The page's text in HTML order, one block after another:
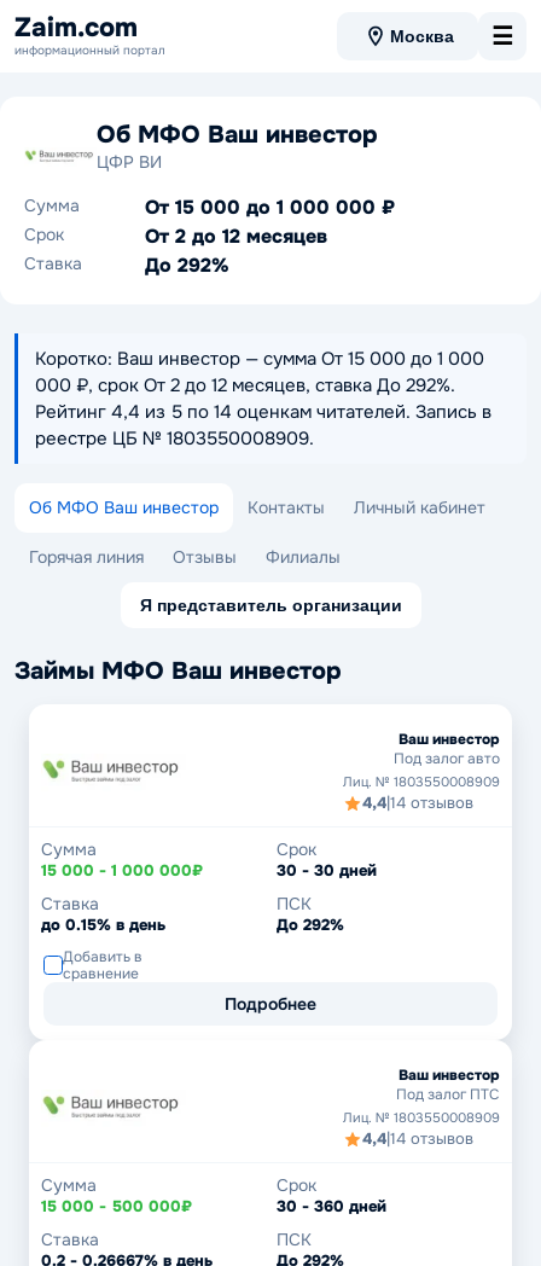
Zaim.com
информационный портал
Москва ☰
Об МФО Ваш инвестор
ЦФР ВИ
Сумма
От 15 000 до 1 000 000 ₽
Срок От 2 до 12 месяцев
Ставка До 292%
Коротко: Ваш инвестор — сумма От 15 000 до 1 000
000 ₽, срок От 2 до 12 месяцев, ставка До 292%.
Рейтинг 4,4 из 5 по 14 оценкам читателей. Запись в
реестре ЦБ № 1803550008909.
Об МФО Ваш инвестор Контакты Личный кабинет
Горячая линия Отзывы Филиалы
Я представитель организации
Займы МФО Ваш инвестор
Ваш инвестор
Под залог авто
Лиц. № 1803550008909
4,4|14 отзывов
Сумма
15 000 - 1 000 000₽
Срок
30 - 30 дней
Ставка
до 0.15% в день
ПСК
До 292%
Добавить в
сравнение
Подробнее
Ваш инвестор
Под залог ПТС
Лиц. № 1803550008909
4,4|14 отзывов
Сумма
15 000 - 500 000₽
Срок
30 - 360 дней
Ставка
0.2 - 0.26667% в день
ПСК
До 292%